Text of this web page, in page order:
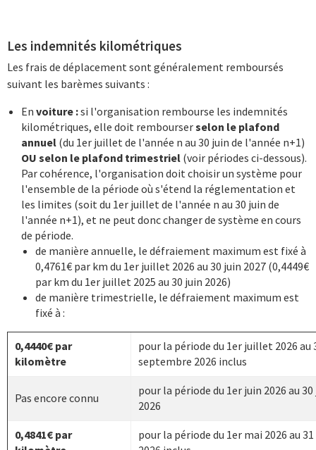
Les indemnités kilométriques
Les frais de déplacement sont généralement remboursés
suivant les barèmes suivants :
En voiture :si l'organisation rembourse les indemnités
kilométriques, elle doit rembourserselon le plafond
annuel (du 1er juillet de l'année n au 30 juin de l'année n+1)
OU selon le plafond trimestriel (voir périodes ci-dessous).
Par cohérence, l'organisation doit choisir un système pour
l'ensemble de la période où s'étend la réglementation et
les limites (soit du 1er juillet de l'année n au 30 juin de
l'année n+1), et ne peut donc changer de système en cours
de période.
de manière annuelle, le défraiement maximum est fixé à
0,4761€ par km du 1er juillet 2026 au 30 juin 2027 (0,4449€
par km du 1er juillet 2025 au 30 juin 2026)
de manière trimestrielle, le défraiement maximum est
fixé à :
0,4440€ par
kilomètre
pour la période du 1er juillet 2026 au
septembre 2026 inclus
Pas encore connu
pour la période du 1er juin 2026 au
2026
0,4841€ par
pour la période du 1er mai 2026 au